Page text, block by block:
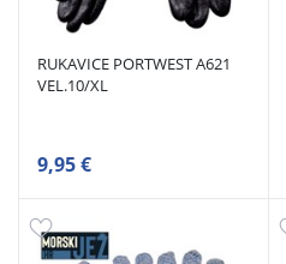
RUKAVICE PORTWEST A621
VEL.10/XL
9,95 €